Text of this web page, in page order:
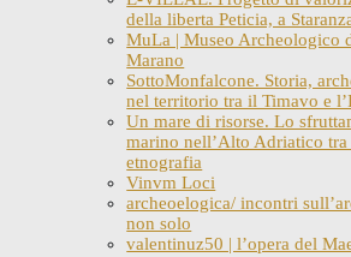
della liberta Peticia, a
MuLa | Museo Archeologico
Marano
SottoMonfalcone. Storia,
nel territorio tra il Timavo e
Un mare di risorse. Lo
marino nell’Alto Adriatico tra
etnografia
Vinvm Loci
archeoelogica/ incontri
non solo
valentinuz50 | l’opera del